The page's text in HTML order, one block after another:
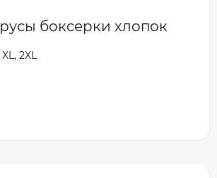
боксерки хлопок
2XL